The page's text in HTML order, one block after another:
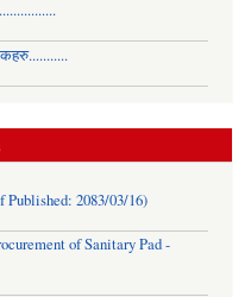
2083/03/16)
of Sanitary Pad -